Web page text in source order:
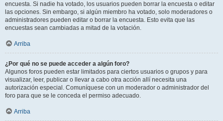
encuesta. Si nadie ha votado, los usuarios pueden borrar la encuesta o editar
las opciones. Sin embargo, si algún miembro ha votado, solo moderadores o
administradores pueden editar o borrar la encuesta. Esto evita que las
encuestas sean cambiadas a mitad de la votación.
Arriba
¿Por qué no se puede acceder a algún foro?
Algunos foros pueden estar limitados para ciertos usuarios o grupos y para
visualizar, leer, publicar o llevar a cabo otra acción allí necesita una
autorización especial. Comuníquese con un moderador o administrador del
foro para que se le conceda el permiso adecuado.
Arriba